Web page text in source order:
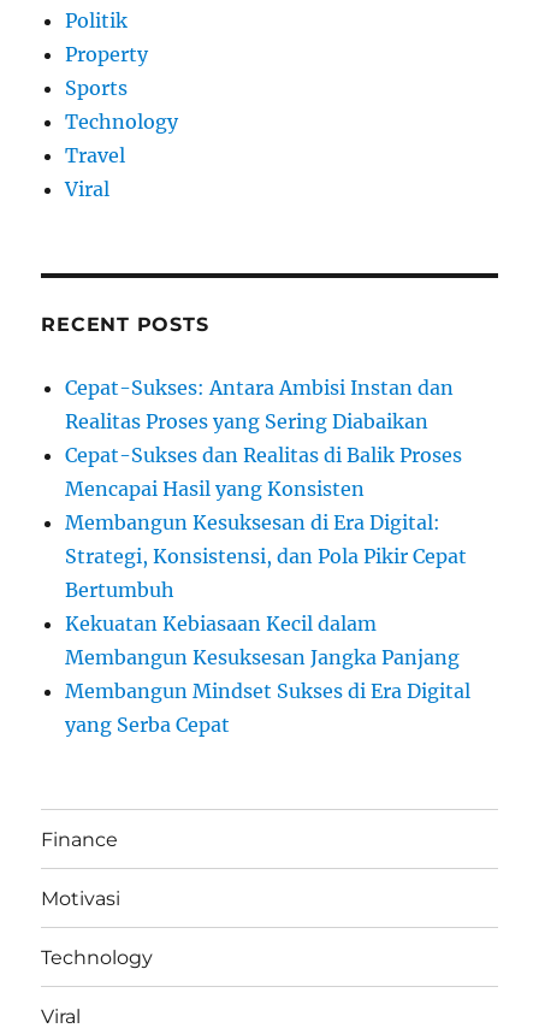
Politik
Property
Sports
Technology
Travel
Viral
RECENT POSTS
Cepat-Sukses: Antara Ambisi Instan dan
Realitas Proses yang Sering Diabaikan
Cepat-Sukses dan Realitas di Balik Proses
Mencapai Hasil yang Konsisten
Membangun Kesuksesan di Era Digital:
Strategi, Konsistensi, dan Pola Pikir Cepat
Bertumbuh
Kekuatan Kebiasaan Kecil dalam
Membangun Kesuksesan Jangka Panjang
Membangun Mindset Sukses di Era Digital
yang Serba Cepat
Finance
Motivasi
Technology
Viral